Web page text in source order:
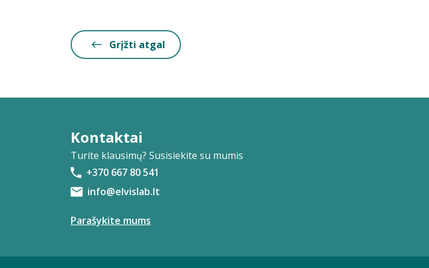
Grįžti atgal
Kontaktai
Turite klausimų? Susisiekite su mumis
+370 667 80 541
info@elvislab.lt
Parašykite mums